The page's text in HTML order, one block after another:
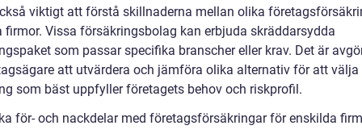
viktigt att förstå skillnaderna mellan olika
firmor. Vissa försäkringsbolag kan erbjuda skräddarsydda
som passar specifika branscher eller krav. Det är
att utvärdera och jämföra olika alternativ för att välja
som bäst uppfyller företagets behov och riskprofil.
för- och nackdelar med företagsförsäkringar för enskilda